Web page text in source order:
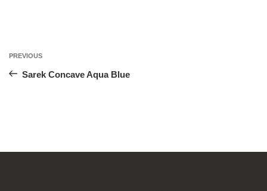
投
稿
ゲ
Previous
PREVIOUS
Sarek Concave Aqua Blue